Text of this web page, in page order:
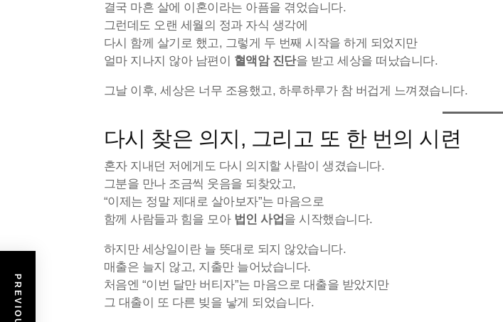
결국 마흔 살에 이혼이라는 아픔을 겪었습니다.
그런데도 오랜 세월의 정과 자식 생각에
다시 함께 살기로 했고, 그렇게 두 번째 시작을 하게 되었지만
얼마 지나지 않아 남편이 혈액암 진단을 받고 세상을 떠났습니다.
그날 이후, 세상은 너무 조용했고, 하루하루가 참 버겁게 느껴졌습니다.
다시 찾은 의지, 그리고 또 한 번의 시련
혼자 지내던 저에게도 다시 의지할 사람이 생겼습니다.
그분을 만나 조금씩 웃음을 되찾았고,
“이제는 정말 제대로 살아보자”는 마음으로
함께 사람들과 힘을 모아 법인 사업 을 시작했습니다.
하지만 세상일이란 늘 뜻대로 되지 않았습니다.
매출은 늘지 않고, 지출만 늘어났습니다.
처음엔 “이번 달만 버티자”는 마음으로 대출을 받았지만
그 대출이 또 다른 빚을 낳게 되었습니다.